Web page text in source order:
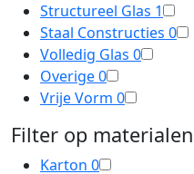
Structureel Glas 1
Staal Constructies 0
Volledig Glas 0
Overige0
Vrije Vorm 0
Filter op materialen
Karton 0